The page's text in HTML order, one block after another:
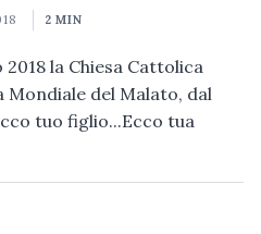
2 MIN
la Chiesa Cattolica
Mondiale del Malato, dal
tuo figlio...Ecco tua